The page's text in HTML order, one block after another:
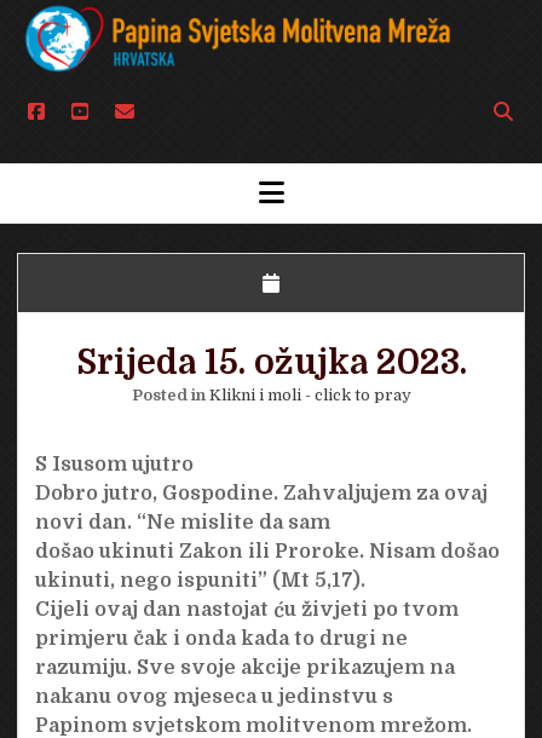
facebook
youtubeemail
Open
bar
open
menu
Srijeda 15. ožujka 2023.
Posted in Klikni i moli - click to pray
S Isusom ujutro
Dobro jutro, Gospodine. Zahvaljujem za ovaj
novi dan. “Ne mislite da sam
došao ukinuti Zakon ili Proroke. Nisam došao
ukinuti, nego ispuniti” (Mt 5,17).
Cijeli ovaj dan nastojat ću živjeti po tvom
primjeru čak i onda kada to drugi ne
razumiju. Sve svoje akcije prikazujem na
nakanu ovog mjeseca u jedinstvu s
Papinom svjetskom molitvenom mrežom.